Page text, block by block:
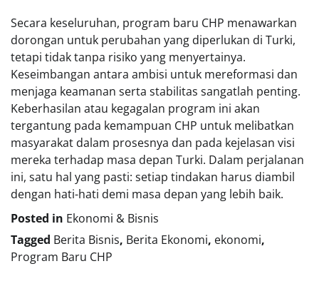
Secara keseluruhan, program baru CHP menawarkan
dorongan untuk perubahan yang diperlukan di Turki,
tetapi tidak tanpa risiko yang menyertainya.
Keseimbangan antara ambisi untuk mereformasi dan
menjaga keamanan serta stabilitas sangatlah penting.
Keberhasilan atau kegagalan program ini akan
tergantung pada kemampuan CHP untuk melibatkan
masyarakat dalam prosesnya dan pada kejelasan visi
mereka terhadap masa depan Turki. Dalam perjalanan
ini, satu hal yang pasti: setiap tindakan harus diambil
dengan hati-hati demi masa depan yang lebih baik.
Posted in Ekonomi & Bisnis
Tagged Berita Bisnis, Berita Ekonomi, ekonomi,
Program Baru CHP